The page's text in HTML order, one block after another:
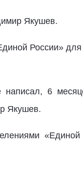
Якушев.
России»
написал, 6
Якушев.